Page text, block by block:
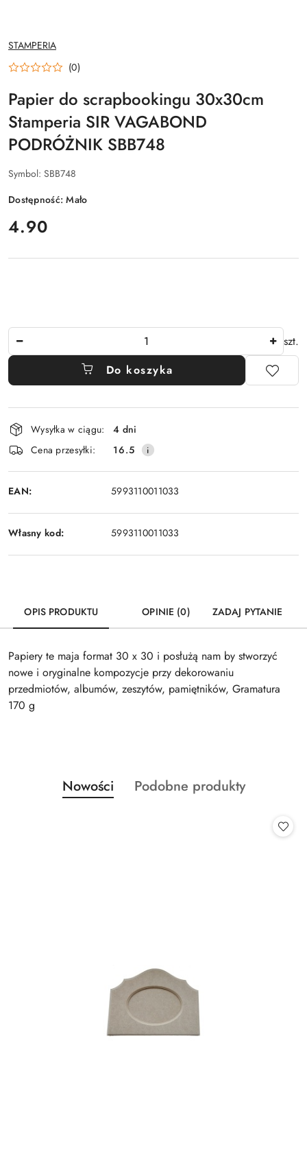
NAZWA
PRODUCENTA:
STAMPERIA
(0)
Papier do scrapbookingu 30x30cm
Stamperia SIR VAGABOND
PODRÓŻNIK SBB748
Symbol: SBB748
Dostępność:Mało
cena:
4.90
szt.
Do koszyka
Dostępność
i
dostawa
Wysyłka w ciągu:
4 dni
Cena przesyłki:
16.5
EAN: 5993110011033
Własny kod: 5993110011033
OPIS PRODUKTU OPINIE (0) ZADAJ PYTANIE
Papiery te maja format 30 x 30 i posłużą nam by stworzyć
nowe i oryginalne kompozycje przy dekorowaniu
przedmiotów, albumów, zeszytów, pamiętników, Gramatura
170 g
Pomiń karuzelę produktów
Produkty
o
Nowości
Produkty
Podobne produkty